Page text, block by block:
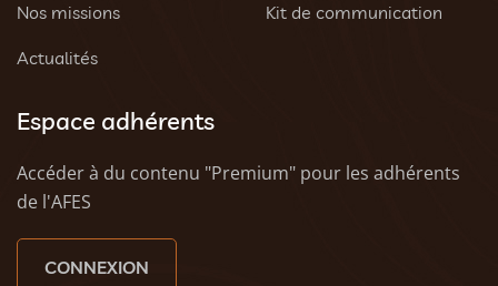
Nos missions
Actualités
Kit de communication
Espace adhérents
Accéder à du contenu "Premium" pour les adhérents
de l'AFES
CONNEXION